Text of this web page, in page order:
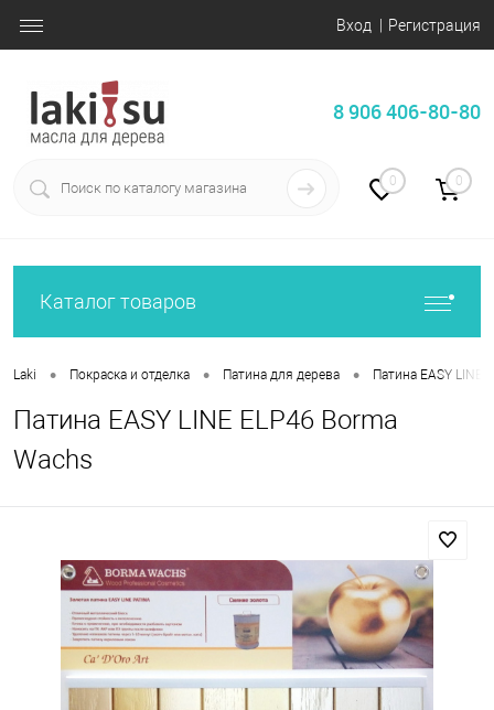
Вход Регистрация
8 906 406-80-80
0 0
Каталог товаров
Laki • Покраска и отделка • Патина для дерева • Патина EASY LINE
Патина EASY LINE ELP46 Borma
Wachs